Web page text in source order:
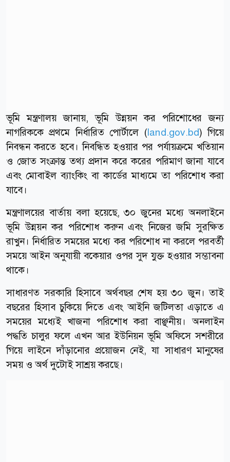
ভূমি মন্ত্রণালয় জানায়, ভূমি উন্নয়ন কর পরিশোধের জন্য
নাগরিককে প্রথমে নির্ধারিত পোর্টালে (land.gov.bd) গিয়ে
নিবন্ধন করতে হবে। নিবন্ধিত হওয়ার পর পর্যায়ক্রমে খতিয়ান
ও জোত সংক্রান্ত তথ্য প্রদান করে করের পরিমাণ জানা যাবে
এবং মোবাইল ব্যাংকিং বা কার্ডের মাধ্যমে তা পরিশোধ করা
যাবে।
মন্ত্রণালয়ের বার্তায় বলা হয়েছে, ৩০ জুনের মধ্যে অনলাইনে
ভূমি উন্নয়ন কর পরিশোধ করুন এবং নিজের জমি সুরক্ষিত
রাখুন। নির্ধারিত সময়ের মধ্যে কর পরিশোধ না করলে পরবর্তী
সময়ে আইন অনুযায়ী বকেয়ার ওপর সুদ যুক্ত হওয়ার সম্ভাবনা
থাকে।
সাধারণত সরকারি হিসাবে অর্থবছর শেষ হয় ৩০ জুন। তাই
বছরের হিসাব চুকিয়ে দিতে এবং আইনি জটিলতা এড়াতে এ
সময়ের মধ্যেই খাজনা পরিশোধ করা বাঞ্ছনীয়। অনলাইন
পদ্ধতি চালুর ফলে এখন আর ইউনিয়ন ভূমি অফিসে সশরীরে
গিয়ে লাইনে দাঁড়ানোর প্রয়োজন নেই, যা সাধারণ মানুষের
সময় ও অর্থ দুটোই সাশ্রয় করছে।